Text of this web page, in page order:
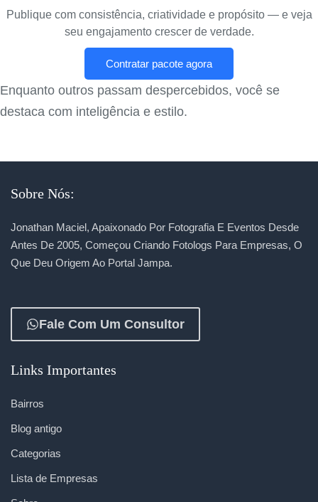
Publique com consistência, criatividade e propósito — e veja
seu engajamento crescer de verdade.
Contratar pacote agora
Enquanto outros passam despercebidos, você se
destaca com inteligência e estilo.
Sobre Nós:
Jonathan Maciel, Apaixonado Por Fotografia E Eventos Desde
Antes De 2005, Começou Criando Fotologs Para Empresas, O
Que Deu Origem Ao Portal Jampa.
Fale Com Um Consultor
Links Importantes
Bairros
Blog antigo
Categorias
Lista de Empresas